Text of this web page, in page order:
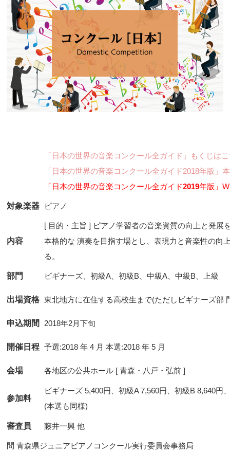
「日本の世界の音楽コンクール全ガイド」もくじは
「日本の世界の音楽コンクール全ガイド2018年版」
「日本の世界の音楽コンクール全ガイド2019年版」
対象楽器 ピアノ
内容
[ 目的・主旨 ] ピアノ学習者の音楽資質の向上と発展
本格的な 演奏を目指す場とし、表現力と音楽性の向
る。
部門 ビギナーズ、初級A、初級B、中級A、中級B、上級
出場資格 東北地方に在住する高校生まで(ただしビギナーズ部
申込期間 2018年2月下旬
開催日程 予選:2018 年 4 月 本選:2018 年 5 月
会場 各地区の公共ホール [ 青森・八戸・弘前 ]
参加料
ビギナーズ 5,400円、初級A 7,560円、初級B 8,640円
(本選も同様)
審査員 藤井一興 他
問 青森県ジュニアピアノコンクール実行委員会事務局